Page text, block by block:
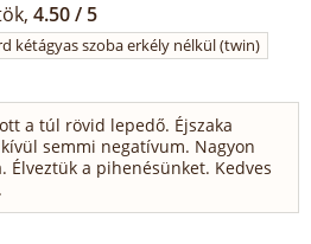
4.50 / 5
kétágyas szoba erkély nélkül (twin)
a túl rövid lepedő. Éjszaka
semmi negatívum. Nagyon
a pihenésünket. Kedves